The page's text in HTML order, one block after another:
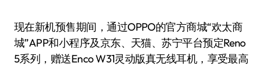
现在新机预售期间，通过OPPO的官方商城“欢太商
城”APP和小程序及京东、天猫、苏宁平台预定Reno
5系列，赠送Enco W31灵动版真无线耳机，享受最高